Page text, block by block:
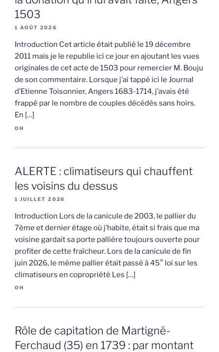
1503
1 AOÛT 2026
Introduction Cet article était publié le 19 décembre
2011 mais je le republie ici ce jour en ajoutant les vues
originales de cet acte de 1503 pour remercier M. Bouju
de son commentaire. Lorsque j’ai tappé ici le Journal
d’Etienne Toisonnier, Angers 1683-1714, j’avais été
frappé par le nombre de couples décédés sans hoirs.
En […]
OH
ALERTE : climatiseurs qui chauffent
les voisins du dessus
1 JUILLET 2026
Introduction Lors de la canicule de 2003, le pallier du
7ème et dernier étage où j’habite, était si frais que ma
voisine gardait sa porte pallière toujours ouverte pour
profiter de cette fraîcheur. Lors de la canicule de fin
juin 2026, le même pallier était passé à 45° loi sur les
climatiseurs en copropriété Les […]
OH
Rôle de capitation de Martigné-
Ferchaud (35) en 1739 : par montant